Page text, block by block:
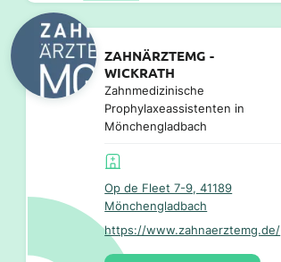
ZAHNÄRZTEMG -
WICKRATH
Zahnmedizinische
Prophylaxeassistenten in
Mönchengladbach
Op de Fleet 7-9, 41189
Mönchengladbach
https://www.zahnaerztemg.de/